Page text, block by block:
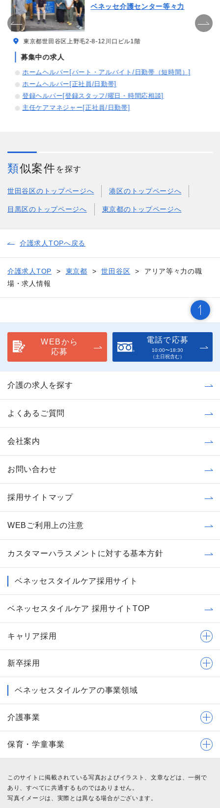
ベネッセ介護センター等々力
東京都世田谷区上野毛2-8-12川口ビル1階
募集中の求人
ホームヘルパー[パート・アルバイト/日勤帯（短時間）]
ホームヘルパー[正社員/日勤帯]
登録ヘルパー[登録スタッフ/曜日・時間応相談]
主任ケアマネジャー[正社員/日勤帯]
類似案件 を探す
世田谷区のトップページへ 港区のトップページへ
目黒区のトップページへ 東京都のトップページへ
介護求人TOPへ戻る
介護求人TOP 東京都 世田谷区
アリア等々力の職
場・求人情報
WEBから
応募
電話で応募
10:00〜18:30
（土日祝含む）
介護の求人を探す
よくあるご質問
会社案内
お問い合わせ
採用サイトマップ
WEBご利用上の注意
カスタマーハラスメントに対する基本方針
ベネッセスタイルケア採用サイト
ベネッセスタイルケア 採用サイトTOP
キャリア採用
新卒採用
ベネッセスタイルケアの事業領域
介護事業
保育・学童事業
このサイトに掲載されている写真およびイラスト、文章などは、一例で
あり、すべてに共通するものではありません。
写真イメージは、実際とは異なる場合がございます。